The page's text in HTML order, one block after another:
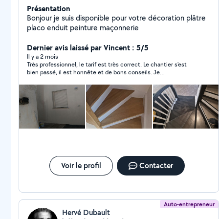
Présentation
Bonjour je suis disponible pour votre décoration plâtre
placo enduit peinture maçonnerie
Dernier avis laissé par Vincent : 5/5
Il y a 2 mois
Très professionnel, le tarif est très correct. Le chantier s'est
bien passé, il est honnête et de bons conseils. Je
Voir le profil Contacter
Auto-entrepreneur
Hervé Dubault